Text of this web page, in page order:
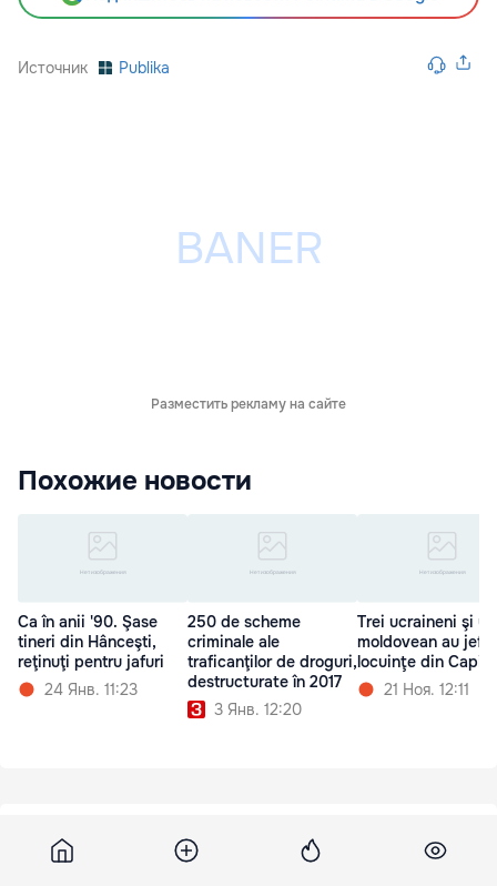
Источник Publika
Разместить рекламу на сайте
Похожие новости
Ca în anii '90. Şase
tineri din Hânceşti,
reţinuţi pentru jafuri
24 Янв. 11:23
250 de scheme
criminale ale
traficanţilor de droguri,
destructurate în 2017
3 Янв. 12:20
Trei ucraineni şi un
moldovean au
locuinţe din
21 Ноя. 12:11
Фанатка атаковала актера Хью